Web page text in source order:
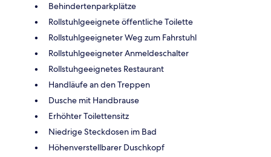
Behindertenparkplätze
Rollstuhlgeeignete öffentliche Toilette
Rollstuhlgeeigneter Weg zum Fahrstuhl
Rollstuhlgeeigneter Anmeldeschalter
Rollstuhgeeignetes Restaurant
Handläufe an den Treppen
Dusche mit Handbrause
Erhöhter Toilettensitz
Niedrige Steckdosen im Bad
Höhenverstellbarer Duschkopf